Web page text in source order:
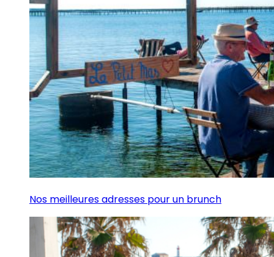
Nos meilleures adresses pour un brunch